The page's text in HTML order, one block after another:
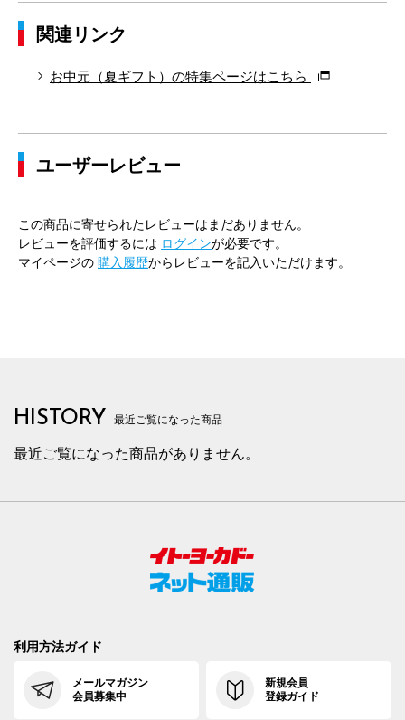
関連リンク
お中元（夏ギフト）の特集ページはこちら
ユーザーレビュー
この商品に寄せられたレビューはまだありません。
レビューを評価するには ログインが必要です。
マイページの 購入履歴からレビューを記入いただけます。
HISTORY 最近ご覧になった商品
最近ご覧になった商品がありません。
利用方法ガイド
メールマガジン
会員募集中
新規会員
登録ガイド